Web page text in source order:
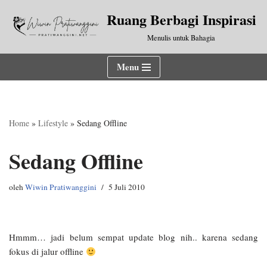
Lompat
Ruang Berbagi Inspirasi
Menulis untuk Bahagia
Menu
Home » Lifestyle » Sedang Offline
Sedang Offline
olehWiwin Pratiwanggini 5 Juli 2010
Hmmm… jadi belum sempat update blog nih.. karena sedang
fokus di jalur offline